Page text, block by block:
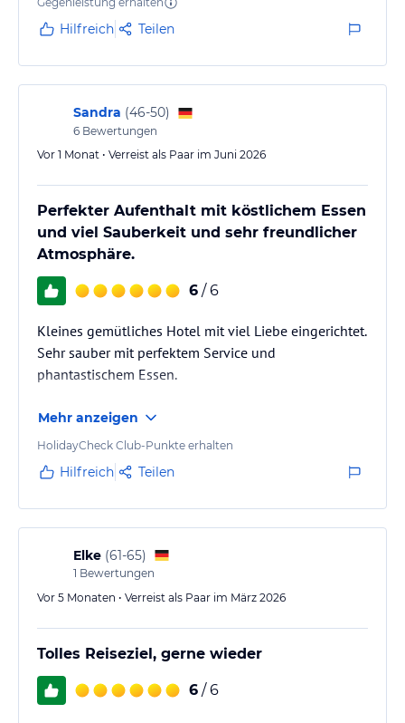
schnuppern.
Kulturelle Highlights erwarten Sie in der Dreiflüsse-Stadt Passau
kennen.
Sonstige Einrichtungen und Services
Der Wellnessbereich mit Hallenbad, Finnische Sauna, Biosauna
(Farblicht), Aromadampfbad und Ruheraum wird Sie begeistern. In
Wellnessbehandlungen entspannen.
Hinweis: Allgemeine und unverbindliche
Hoteliers-/Veranstalter-/Kataloginformationen. Alle Angaben
ohne Gewähr und ohne Prüfung durch HolidayCheck. Bitte
lies vor der Buchung die verbindlichen
jeweiligen Veranstalters.
Hilfreich Teilen
Sandra (46-50)
6 Bewertungen
Vor 1 Monat • Verreist als Paar im Juni 2026
Perfekter Aufenthalt mit köstlichem Essen
und viel Sauberkeit und sehr freundlicher
Atmosphäre.
6 / 6
Kleines gemütliches Hotel mit viel Liebe eingerichtet.
Sehr sauber mit perfektem Service und
phantastischem Essen.
Mehr anzeigen
HolidayCheck Club-Punkte erhalten
Hilfreich Teilen
Elke (61-65)
1 Bewertungen
Vor 5 Monaten • Verreist als Paar im März 2026
Tolles Reiseziel, gerne wieder
6 / 6